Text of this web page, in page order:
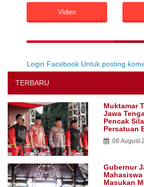
Video
Login Facebook Untuk posting
TERBARU
Muktamar
Jawa
Pencak
Persatuan
08 August
Gubernur
Masukan